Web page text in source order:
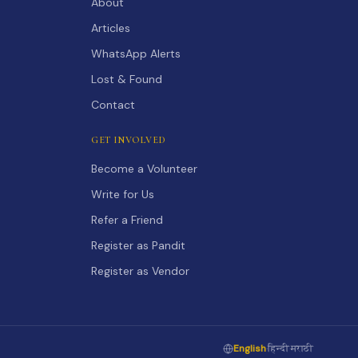
Articles
WhatsApp Alerts
Lost & Found
Contact
GET INVOLVED
Become a Volunteer
Write for Us
Refer a Friend
Register as Pandit
Register as Vendor
English·हिन्दी·मराठी